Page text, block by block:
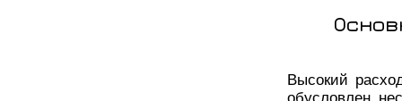
Высокий